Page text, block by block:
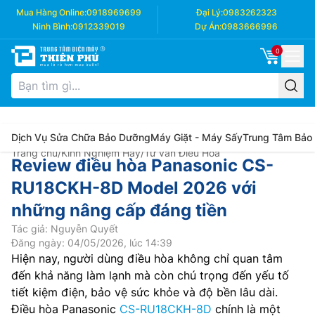
Mua Hàng Online:0918969699 Đại Lý:0983262323
Ninh Bình:0912339019 Dự Án:0983666996
0
Dịch Vụ Sửa Chữa Bảo DưỡngMáy Giặt - Máy SấyTrung Tâm Bảo
Trang chủ/Kinh Nghiệm Hay/Tư vấn Điều Hòa
Review điều hòa Panasonic CS-
RU18CKH-8D Model 2026 với
những nâng cấp đáng tiền
Tác giả: Nguyễn Quyết
Đăng ngày: 04/05/2026, lúc 14:39
Hiện nay, người dùng điều hòa không chỉ quan tâm
đến khả năng làm lạnh mà còn chú trọng đến yếu tố
tiết kiệm điện, bảo vệ sức khỏe và độ bền lâu dài.
Điều hòa Panasonic CS-RU18CKH-8D chính là một